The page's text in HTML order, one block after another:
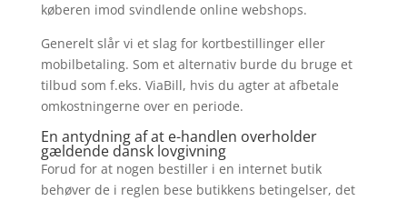
køberen imod svindlende online webshops.
Generelt slår vi et slag for kortbestillinger eller
mobilbetaling. Som et alternativ burde du bruge et
tilbud som f.eks. ViaBill, hvis du agter at afbetale
omkostningerne over en periode.
En antydning af at e-handlen overholder
gældende dansk lovgivning
Forud for at nogen bestiller i en internet butik
behøver de i reglen bese butikkens betingelser, det